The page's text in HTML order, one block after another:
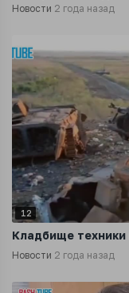
Новости 2 года назад
12
Кладбище
Новости 2 года назад